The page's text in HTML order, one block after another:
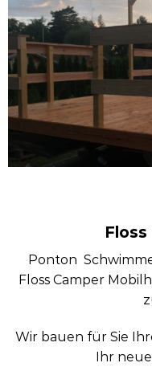
Ponton
Floss Camper
Wir bauen für Sie
Ihr